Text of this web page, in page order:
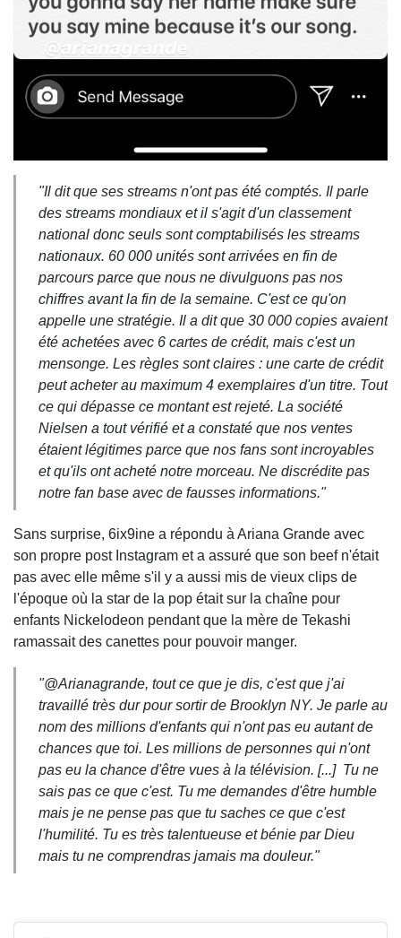
"Il dit que ses streams n'ont pas été comptés. Il parle
des streams mondiaux et il s'agit d'un classement
national donc seuls sont comptabilisés les streams
nationaux. 60 000 unités sont arrivées en fin de
parcours parce que nous ne divulguons pas nos
chiffres avant la fin de la semaine. C'est ce qu'on
appelle une stratégie. Il a dit que 30 000 copies avaient
été achetées avec 6 cartes de crédit, mais c'est un
mensonge. Les règles sont claires : une carte de crédit
peut acheter au maximum 4 exemplaires d'un titre. Tout
ce qui dépasse ce montant est rejeté. La société
Nielsen a tout vérifié et a constaté que nos ventes
étaient légitimes parce que nos fans sont incroyables
et qu'ils ont acheté notre morceau. Ne discrédite pas
notre fan base avec de fausses informations."
Sans surprise, 6ix9ine a répondu à Ariana Grande avec
son propre post Instagram et a assuré que son beef n'était
pas avec elle même s'il y a aussi mis de vieux clips de
l'époque où la star de la pop était sur la chaîne pour
enfants Nickelodeon pendant que la mère de Tekashi
ramassait des canettes pour pouvoir manger.
"@Arianagrande, tout ce que je dis, c'est que j'ai
travaillé très dur pour sortir de Brooklyn NY. Je parle au
nom des millions d'enfants qui n'ont pas eu autant de
chances que toi. Les millions de personnes qui n'ont
pas eu la chance d'être vues à la télévision. [...] Tu ne
sais pas ce que c'est. Tu me demandes d'être humble
mais je ne pense pas que tu saches ce que c'est
l'humilité. Tu es très talentueuse et bénie par Dieu
mais tu ne comprendras jamais ma douleur."